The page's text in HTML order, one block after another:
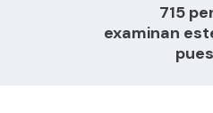
715
examinan